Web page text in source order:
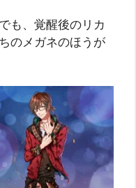
も、覚醒後のリカ
のメガネのほうが